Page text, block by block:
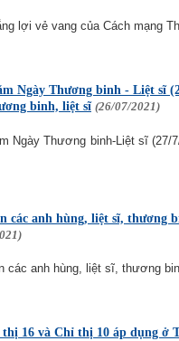
lợi vẻ vang của Cách mạng
Ngày Thương binh - Liệt sĩ
binh, liệt sĩ (26/07/2021)
Ngày Thương binh-Liệt sĩ (27/
các anh hùng, liệt sĩ, thương
anh hùng, liệt sĩ, thương
16 và Chỉ thị 10 áp dụng ở